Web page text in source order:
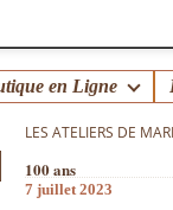
en Ligne
LES ATELIERS DE
100 ans
7 juillet 2023